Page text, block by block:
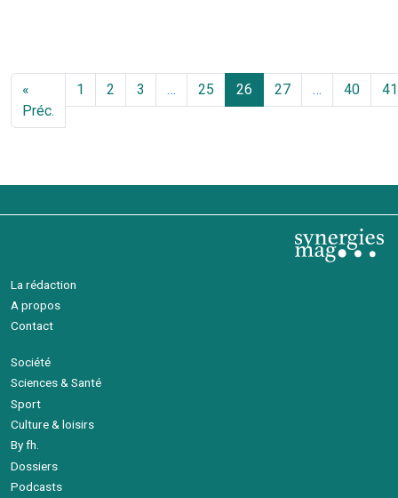
«
Préc.
1 2 3 … 25 26 27 … 40 41
La rédaction
A propos
Contact
Société
Sciences & Santé
Sport
Culture & loisirs
By fh.
Dossiers
Podcasts